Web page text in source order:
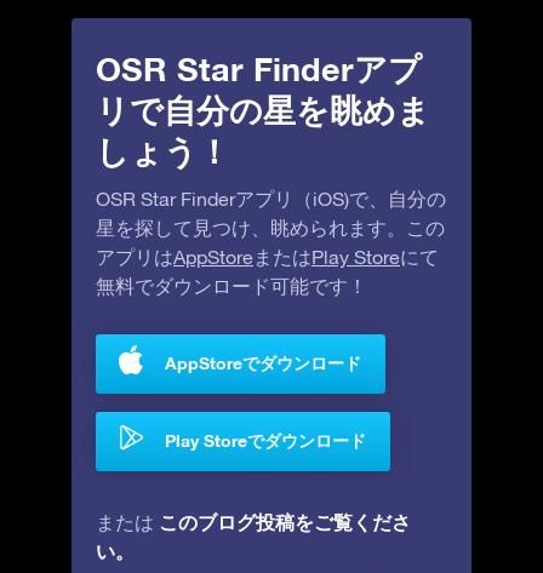
OSR Star Finderアプ
リで自分の星を眺めま
しょう！
OSR Star Finderアプリ（iOS)で、自分の
星を探して見つけ、眺められます。この
アプリはAppStore またはPlay Storeにて
無料でダウンロード可能です！
AppStoreでダウンロード
Play Storeでダウンロード
または このブログ投稿をご覧くださ
い。